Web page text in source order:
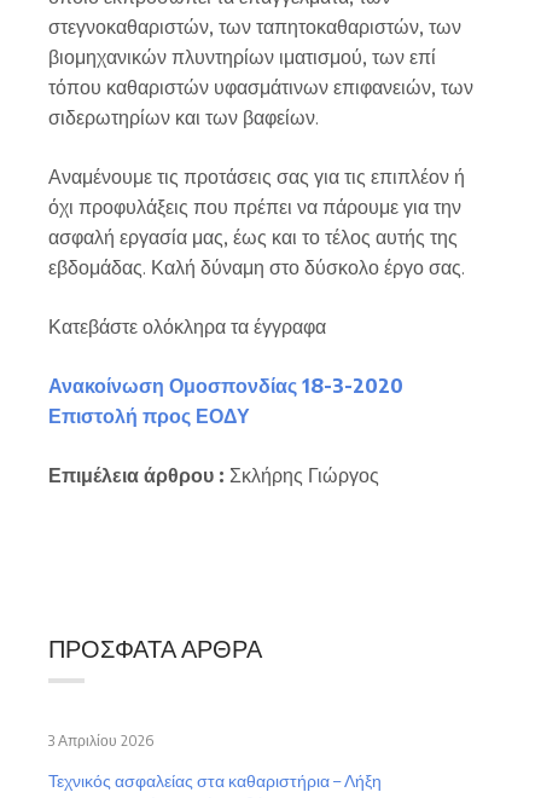
στεγνοκαθαριστών, των ταπητοκαθαριστών, των
βιομηχανικών πλυντηρίων ιματισμού, των επί
τόπου καθαριστών υφασμάτινων επιφανειών, των
σιδερωτηρίων και των βαφείων.
Αναμένουμε τις προτάσεις σας για τις επιπλέον ή
όχι προφυλάξεις που πρέπει να πάρουμε για την
ασφαλή εργασία μας, έως και το τέλος αυτής της
εβδομάδας. Καλή δύναμη στο δύσκολο έργο σας.
Κατεβάστε ολόκληρα τα έγγραφα
Ανακοίνωση Ομοσπονδίας 18-3-2020
Επιστολή προς ΕΟΔΥ
Επιμέλεια άρθρου : Σκλήρης Γιώργος
ΠΡΌΣΦΑΤΑ ΆΡΘΡΑ
Τεχνικός ασφαλείας στα καθαριστήρια – Λήξη
3 Απριλίου 2026